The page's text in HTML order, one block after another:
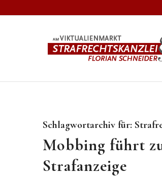
Schlagwortarchiv für:
Mobbing führt
Strafanzeige